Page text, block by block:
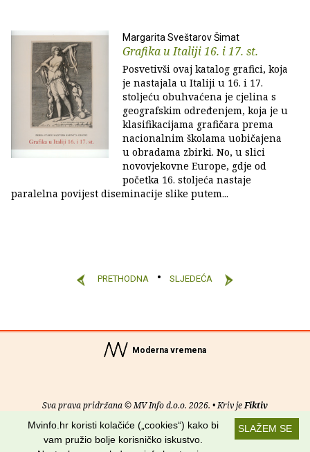
Margarita Sveštarov Šimat
Grafika u Italiji 16. i 17. st.
Posvetivši ovaj katalog grafici, koja
je nastajala u Italiji u 16. i 17.
stoljeću obuhvaćena je cjelina s
geografskim određenjem, koja je u
klasifikacijama grafičara prema
nacionalnim školama uobičajena
u obradama zbirki. No, u slici
novovjekovne Europe, gdje od
početka 16. stoljeća nastaje
paralelna povijest diseminacije slike putem...
PRETHODNA SLJEDEĆA
Moderna vremena
Sva prava pridržana © MV Info d.o.o. 2026. • Kriv jeFiktiv
Uvjeti korištenja RSS kanaliSLAŽEM SE
Mvinfo.hr koristi kolačiće („cookies“) kako bi
vam pružio bolje korisničko iskustvo.